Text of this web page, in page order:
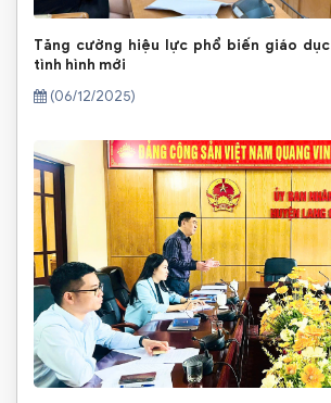
Tăng cường hiệu lực phổ biến giáo
tình hình mới
(06/12/2025)